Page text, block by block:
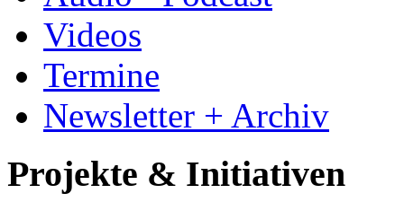
Videos
Termine
Newsletter + Archiv
Projekte & Initiativen